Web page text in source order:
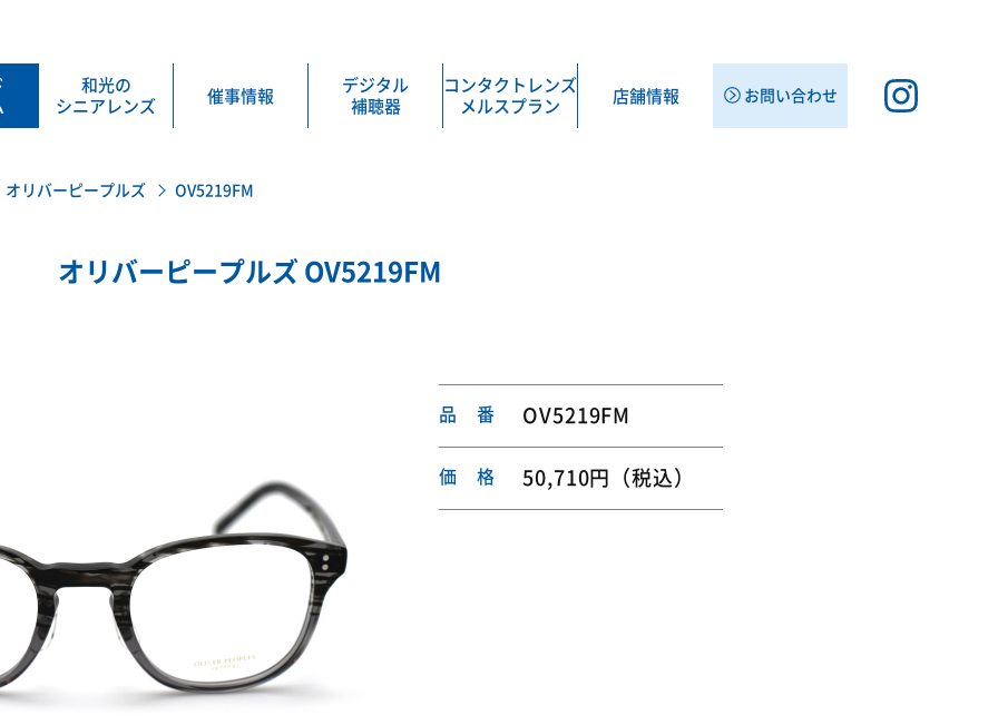
和光の
シニアレンズ
催事情報
デジタル
補聴器
コンタクト レンズ
メルスプラン
店舗情報 お問い合わせ
オリバーピープルズ OV5219FM
オリバーピープルズ OV5219FM
品 番 OV5219FM
価 格 50,710円（税込）